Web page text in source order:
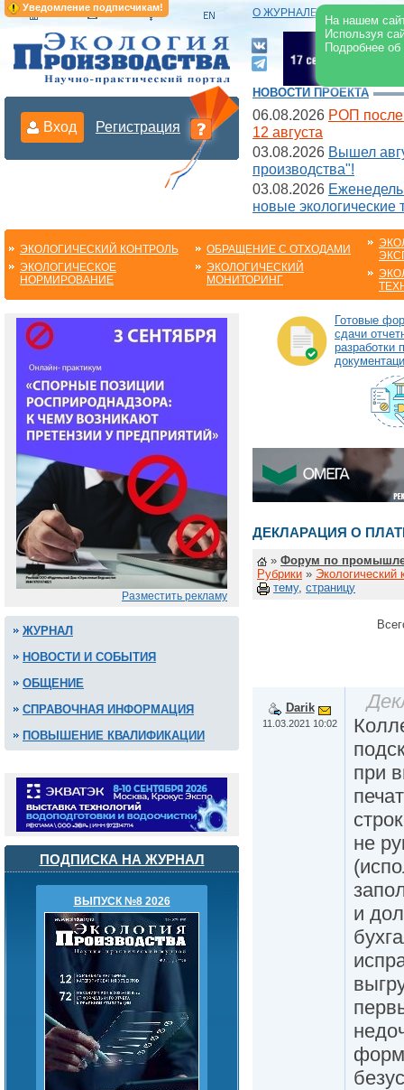
Уведомление подписчикам!
На нашем
Используя
Подробнее
О ЖУРНАЛЕ |
Вход Регистрация
НОВОСТИ ПРОЕКТА
06.08.2026 РОП после
12 августа
03.08.2026 Вышел
производства"!
03.08.2026
новые экологические
ЭКОЛОГИЧЕСКИЙ КОНТРОЛЬ
ЭКОЛОГИЧЕСКОЕ
НОРМИРОВАНИЕ
ОБРАЩЕНИЕ С ОТХОДАМИ
ЭКОЛОГИЧЕСКИЙ
МОНИТОРИНГ
Разместить рекламу
ЖУРНАЛ
НОВОСТИ И СОБЫТИЯ
ОБЩЕНИЕ
СПРАВОЧНАЯ ИНФОРМАЦИЯ
ПОВЫШЕНИЕ КВАЛИФИКАЦИИ
ПОДПИСКА НА ЖУРНАЛ
ВЫПУСК №8 2026
Готовые
сдачи
разработки
ДЕКЛАРАЦИЯ О
» Форум по
Рубрики » Экологический
тему, страницу
Darik
11.03.2021 10:02
при
не
и